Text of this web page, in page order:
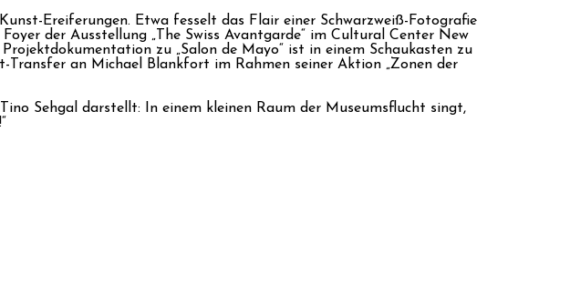
Ereiferungen. Etwa fesselt das Flair einer Schwarzweiß-Fotografie
der Ausstellung „The Swiss Avantgarde“ im Cultural Center New
zu „Salon de Mayo“ ist in einem Schaukasten zu
Transfer an Michael Blankfort im Rahmen seiner Aktion „Zonen der
Sehgal darstellt: In einem kleinen Raum der Museumsflucht singt,